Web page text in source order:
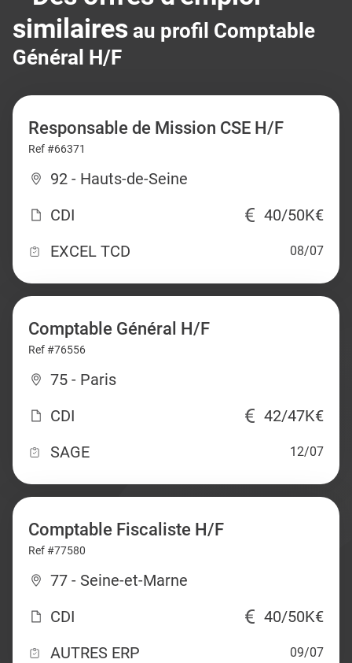
similaires au profil Comptable
Général H/F
Responsable de Mission CSE H/F
Ref #66371
92 - Hauts-de-Seine
CDI
40/50K€
EXCEL TCD
08/07
Comptable Général H/F
Ref #76556
75 - Paris
CDI
42/47K€
SAGE
12/07
Comptable Fiscaliste H/F
Ref #77580
77 - Seine-et-Marne
CDI
40/50K€
AUTRES ERP
09/07